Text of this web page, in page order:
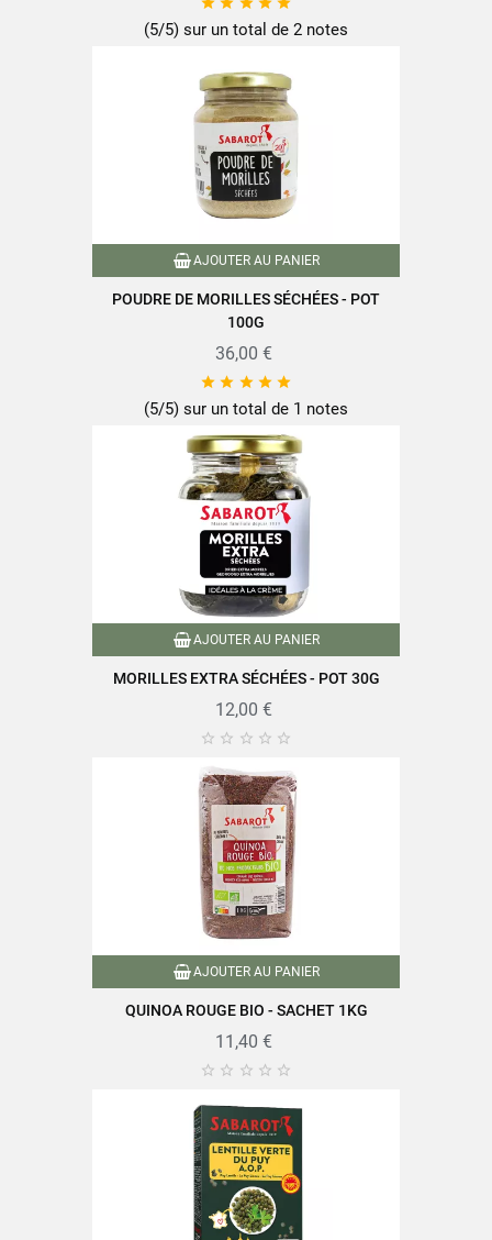
Sel
Retrouvez toute la qualité et le savoir-faire des produits SABAROT
recettes/recettes/
Fiche technique
Format
Variété de champignons
Type de champignons Champignons - épicerie
Grammage Champignons
Champignons inférieurs ou
Champignons inférieurs à 100g
RéférencePF00417
Références spécifiques
EAN-13 3111950320005
(5/5) sur un total de 2 notes
AJOUTER AU PANIER
POUDRE DE MORILLES SÉCHÉES - POT
100G
36,00 €
    
(5/5) sur un total de 1 notes
AJOUTER AU PANIER
MORILLES EXTRA SÉCHÉES - POT 30G
12,00 €
    
AJOUTER AU PANIER
QUINOA ROUGE BIO - SACHET 1KG
11,40 €
    